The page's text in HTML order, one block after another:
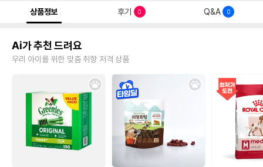
상품정보 후기 0 Q&A 0
Ai가 추천 드려요
우리 아이를 위한 맞춤 취향 저격 상품